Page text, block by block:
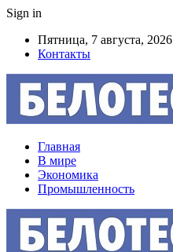
Sign in
Пятница, 7 августа, 2026
Контакты
Главная
В мире
Экономика
Промышленность